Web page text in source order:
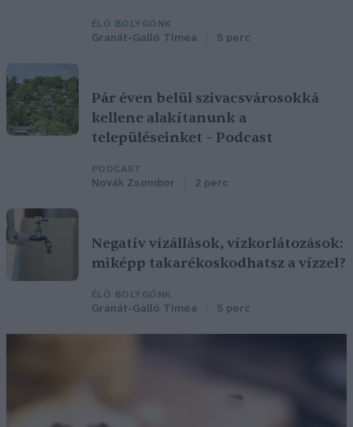
ÉLŐ BOLYGÓNK
Granát-Galló Tímea 5 perc
Pár éven belül szivacsvárosokká
kellene alakítanunk a
településeinket – Podcast
PODCAST
Novák Zsombor 2 perc
Negatív vízállások, vízkorlátozások:
miképp takarékoskodhatsz a vízzel?
ÉLŐ BOLYGÓNK
Granát-Galló Tímea 5 perc